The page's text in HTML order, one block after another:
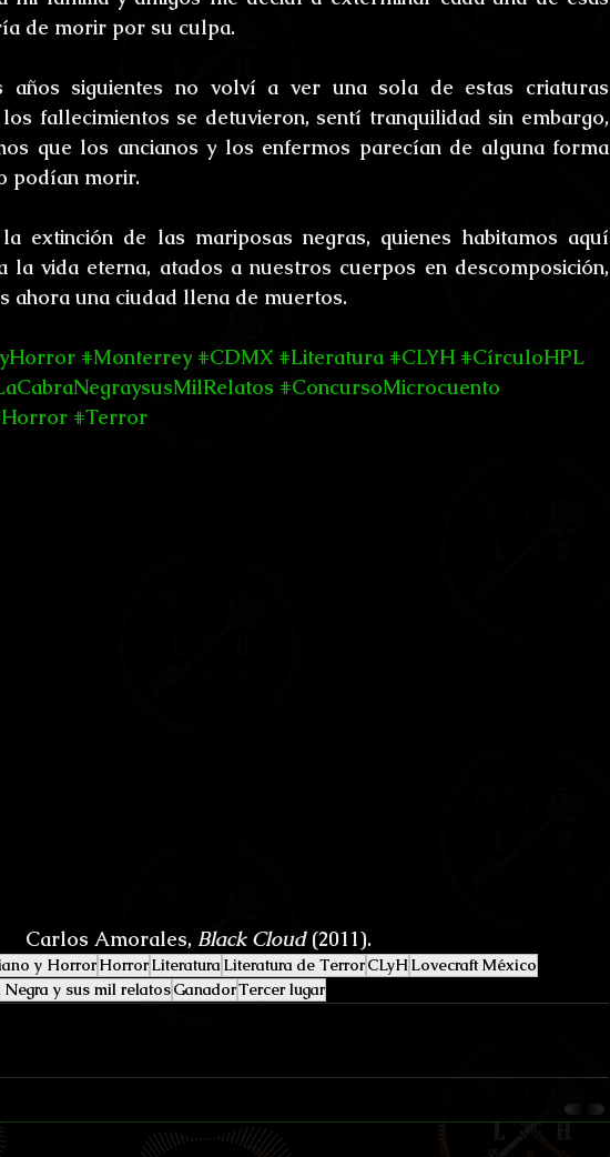
de morir por su culpa.
años siguientes no volví a ver una sola de estas criaturas
fallecimientos se detuvieron, sentí tranquilidad sin embargo,
que los ancianos y los enfermos parecían de alguna forma
podían morir.
extinción de las mariposas negras, quienes habitamos aquí
la vida eterna, atados a nuestros cuerpos en descomposición,
ahora una ciudad llena de muertos.
#Monterrey #CDMX #Literatura #CLYH #CírculoHPL
#ConcursoMicrocuento
#Terror
Carlos Amorales, Black Cloud (2011).
y HorrorHorrorLiteraturaLiteratura de TerrorCLyHLovecraft México
Negra y sus mil relatosGanadorTercer lugar